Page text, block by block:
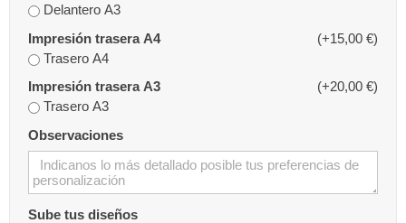
Delantero A3
Impresión trasera A4
(+15,00 €)
Trasero A4
Impresión trasera A3
(+20,00 €)
Trasero A3
Observaciones
Sube tus diseños